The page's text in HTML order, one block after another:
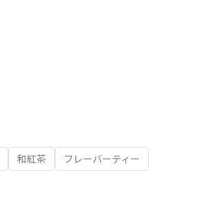
和紅茶
フレーバーティー